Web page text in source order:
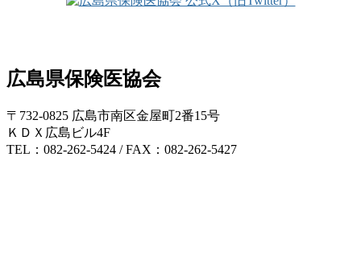
広島県保険医協会
〒732-0825 広島市南区金屋町2番15号
ＫＤＸ広島ビル4F
TEL：082-262-5424 / FAX：082-262-5427